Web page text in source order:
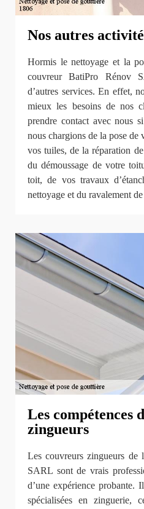
Nos autres
Hormis le nettoyage et la
couvreur BatiPro Rénov
d’autres services. En effet,
mieux les besoins de nos
prendre contact avec nous
nous chargions de la pose
vos tuiles, de la réparation
du démoussage de votre
toit, de vos travaux
nettoyage et du ravalement
Les compétences
zingueurs
Les couvreurs zingueurs de
SARL sont de vrais
d’une expérience probante.
spécialisées en zinguerie,